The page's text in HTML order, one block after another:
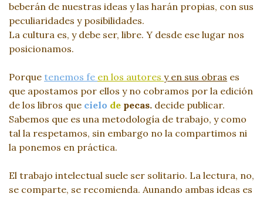
beberán de nuestras ideas y las harán propias, con sus
peculiaridades y posibilidades.
La cultura es, y debe ser, libre. Y desde ese lugar nos
posicionamos.
Porque tenemos fe en los autores y en sus obras es
que apostamos por ellos y no cobramos por la edición
de los libros que cielo de pecas. decide publicar.
Sabemos que es una metodología de trabajo, y como
tal la respetamos, sin embargo no la compartimos ni
la ponemos en práctica.
El trabajo intelectual suele ser solitario. La lectura, no,
se comparte, se recomienda. Aunando ambas ideas es